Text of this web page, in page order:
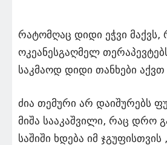
რატომღაც დიდი ეჭვი მაქვს,
ოკეანესგაღმელ
საკმაოდ დიდი თანხები
ძია თემური არ დაიშურებს
მიშა სააკაშვილი, რაც დრო
საშიში ხდება იმ